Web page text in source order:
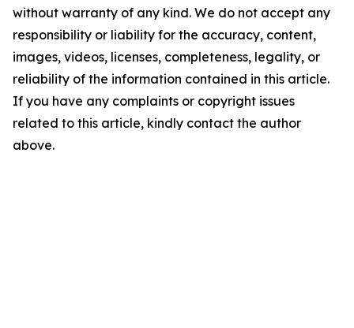
without warranty of any kind. We do not accept any
responsibility or liability for the accuracy, content,
images, videos, licenses, completeness, legality, or
reliability of the information contained in this article.
If you have any complaints or copyright issues
related to this article, kindly contact the author
above.